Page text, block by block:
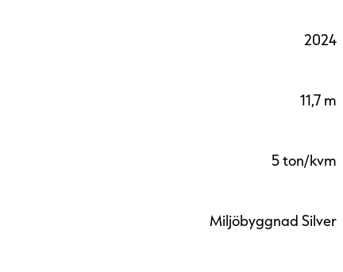
2024
11,7 m
5 ton/kvm
Miljöbyggnad Silver